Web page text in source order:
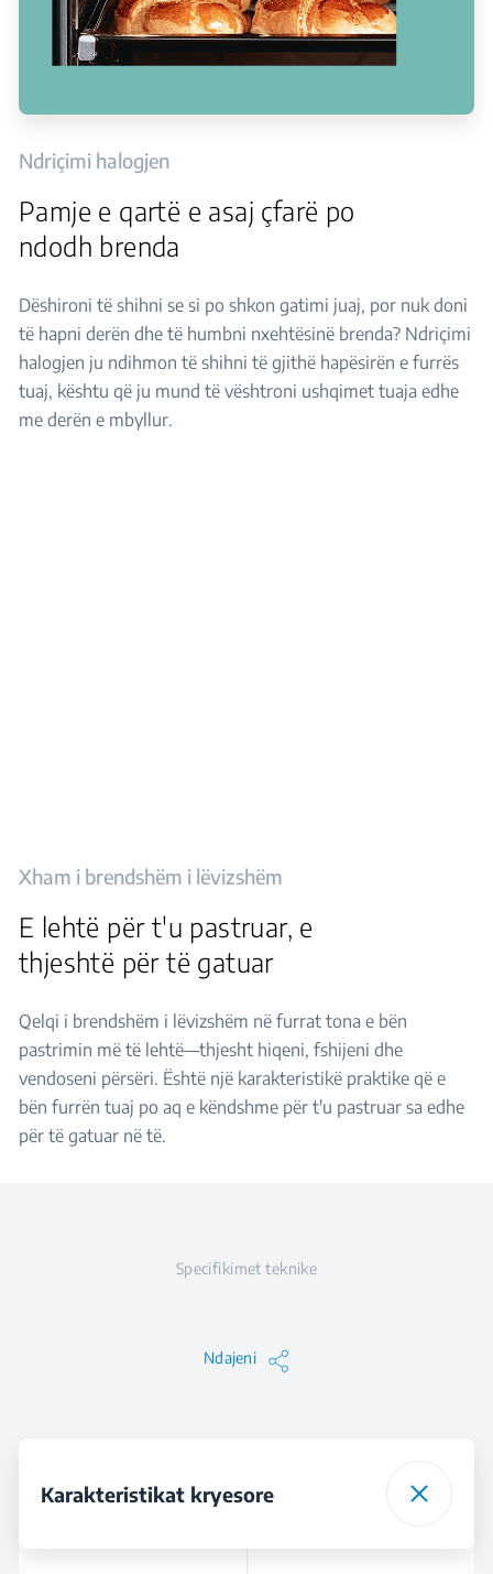
Ndriçimi halogjen
Pamje e qartë e asaj çfarë po
ndodh brenda
Dëshironi të shihni se si po shkon gatimi juaj, por nuk doni
të hapni derën dhe të humbni nxehtësinë brenda? Ndriçimi
halogjen ju ndihmon të shihni të gjithë hapësirën e furrës
tuaj, kështu që ju mund të vështroni ushqimet tuaja edhe
me derën e mbyllur.
Xham i brendshëm i lëvizshëm
E lehtë për t'u pastruar, e
thjeshtë për të gatuar
Qelqi i brendshëm i lëvizshëm në furrat tona e bën
pastrimin më të lehtë—thjesht hiqeni, fshijeni dhe
vendoseni përsëri. Është një karakteristikë praktike që e
bën furrën tuaj po aq e këndshme për t'u pastruar sa edhe
për të gatuar në të.
Specifikimet teknike
Ndajeni
Karakteristikat kryesore